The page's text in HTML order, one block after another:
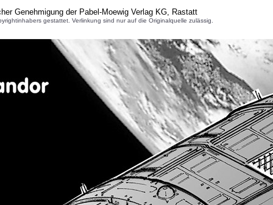
Genehmigung der Pabel-Moewig Verlag KG, Rastatt
gestattet. Verlinkung sind nur auf die Originalquelle zulässig.